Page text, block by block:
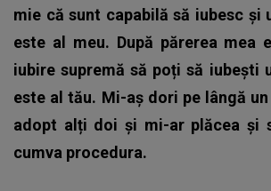
mie că sunt capabilă să iubesc și
este al meu. După părerea mea
iubire supremă să poți să iubești
este al tău. Mi-aș dori pe lângă
adopt alți doi și mi-ar plăcea și
cumva procedura.